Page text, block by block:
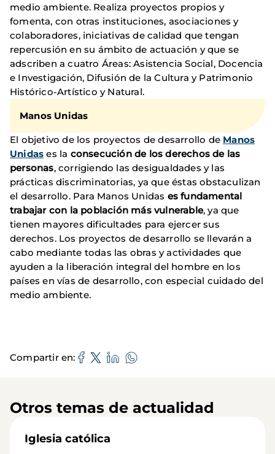
medio ambiente. Realiza proyectos propios y
fomenta, con otras instituciones, asociaciones y
colaboradores, iniciativas de calidad que tengan
repercusión en su ámbito de actuación y que se
adscriben a cuatro Áreas: Asistencia Social, Docencia
e Investigación, Difusión de la Cultura y Patrimonio
Histórico-Artístico y Natural.
Manos Unidas
El objetivo de los proyectos de desarrollo de Manos
Unidas es la consecución de los derechos de las
personas, corrigiendo las desigualdades y las
prácticas discriminatorias, ya que éstas obstaculizan
el desarrollo. Para Manos Unidas es fundamental
trabajar con la población más vulnerable, ya que
tienen mayores dificultades para ejercer sus
derechos. Los proyectos de desarrollo se llevarán a
cabo mediante todas las obras y actividades que
ayuden a la liberación integral del hombre en los
países en vías de desarrollo, con especial cuidado del
medio ambiente.
Compartir en
Otros temas de actualidad
Iglesia católica